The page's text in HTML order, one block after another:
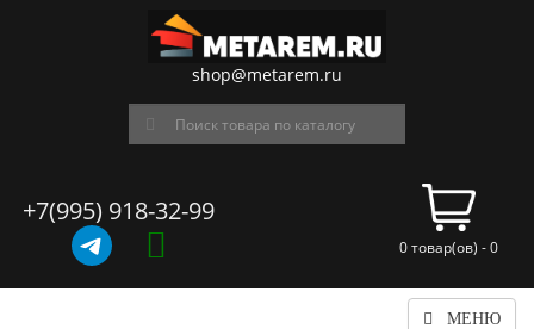
shop@metarem.ru
+7(995) 918-32-99
0 товар(ов) - 0
МЕНЮ